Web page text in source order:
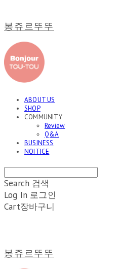
봉쥬르뚜뚜
ABOUT US
SHOP
COMMUNITY
Review
Q&A
BUSINESS
NOITICE
Search 검색
Log In 로그인
Cart장바구니
봉쥬르뚜뚜